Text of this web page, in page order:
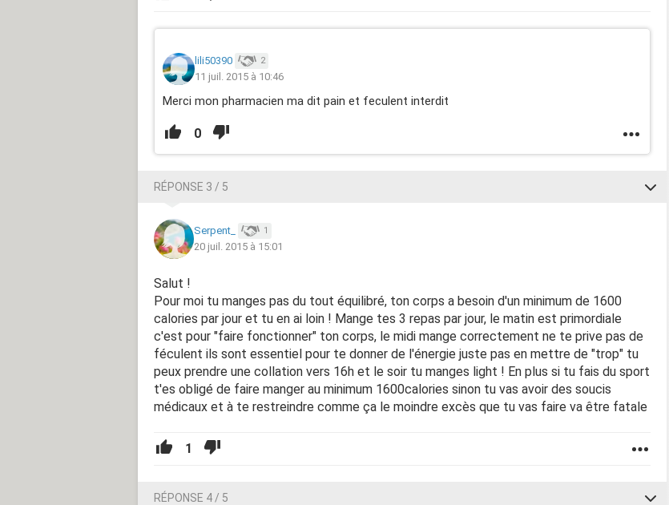
lili50390 2
11 juil. 2015 à 10:46
Merci mon pharmacien ma dit pain et feculent interdit
0
RÉPONSE 3 / 5
Serpent_ 1
20 juil. 2015 à 15:01
Salut !
Pour moi tu manges pas du tout équilibré, ton corps a besoin d'un minimum de 1600
calories par jour et tu en ai loin ! Mange tes 3 repas par jour, le matin est primordiale
c'est pour "faire fonctionner" ton corps, le midi mange correctement ne te prive pas de
féculent ils sont essentiel pour te donner de l'énergie juste pas en mettre de "trop" tu
peux prendre une collation vers 16h et le soir tu manges light ! En plus si tu fais du sport
t'es obligé de faire manger au minimum 1600calories sinon tu vas avoir des soucis
médicaux et à te restreindre comme ça le moindre excès que tu vas faire va être fatale
1
RÉPONSE 4 / 5